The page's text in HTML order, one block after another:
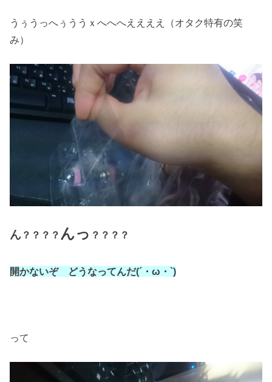
うぅうっへぅううｘへへへええええ（オタク特有の笑
み）
ん ？？？？ んっ ？？？？
開かないぞ どうなってんだ(´・ω・`)
って